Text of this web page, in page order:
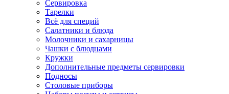
Сервировка
Тарелки
Всё для специй
Салатники и блюда
Молочники и сахарницы
Чашки с блюдцами
Кружки
Дополнительные предметы сервировки
Подносы
Столовые приборы